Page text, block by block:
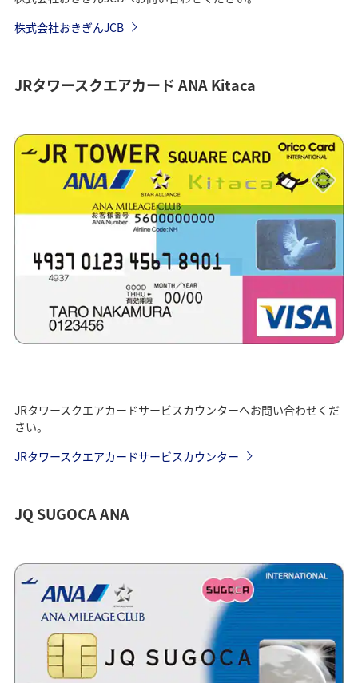
株式会社おきぎんJCB
JRタワースクエアカード ANA Kitaca
JRタワースクエアカードサービスカウンターへお問い合わせくだ
さい。
JRタワースクエアカードサービスカウンター
JQ SUGOCA ANA